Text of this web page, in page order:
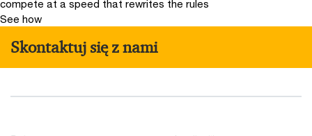
compete at a speed that rewrites the rules
See how
Skontaktuj się z nami